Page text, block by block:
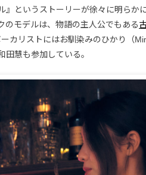
』というストーリーが徐々に明らか
のモデルは、物語の主人公でもある
カリストにはお馴染みのひかり（
田慧も参加している。